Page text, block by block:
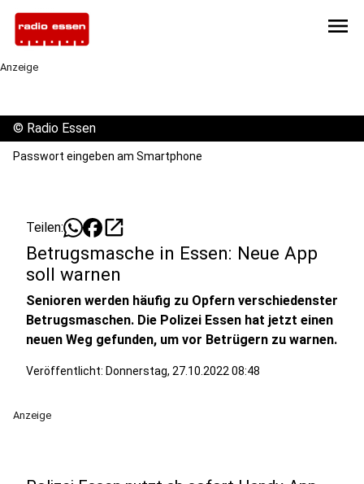
menu
Anzeige
© Radio Essen
Passwort eingeben am Smartphone
Teilen: open_in_new
Betrugsmasche in Essen: Neue App
soll warnen
Senioren werden häufig zu Opfern verschiedenster
Betrugsmaschen. Die Polizei Essen hat jetzt einen
neuen Weg gefunden, um vor Betrügern zu warnen.
Veröffentlicht: Donnerstag, 27.10.2022 08:48
Anzeige